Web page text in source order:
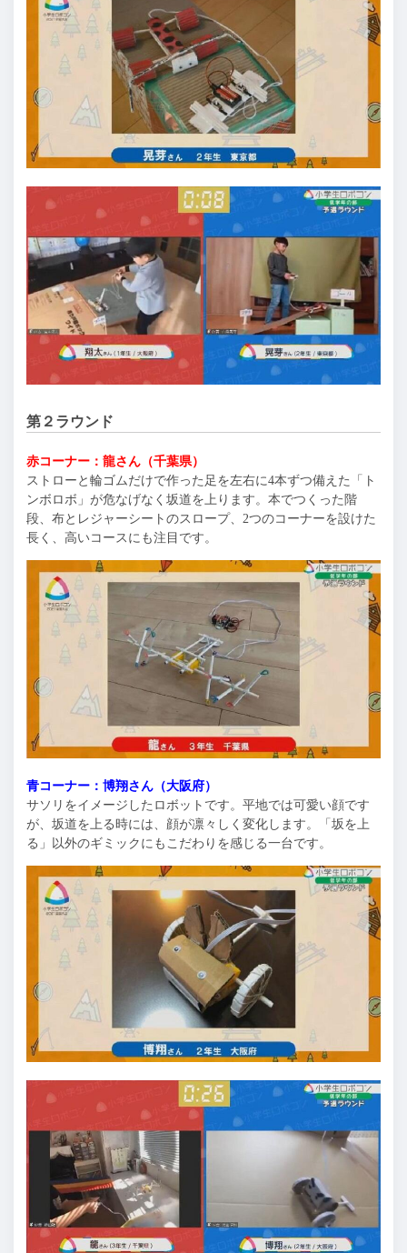
第２ラウンド
赤コーナー：龍さん（千葉県）
ストローと輪ゴムだけで作った足を左右に4本ずつ備えた「ト
ンボロボ」が危なげなく坂道を上ります。本でつくった階
段、布とレジャーシートのスロープ、2つのコーナーを設けた
長く、高いコースにも注目です。
青コーナー：博翔さん（大阪府）
サソリをイメージしたロボットです。平地では可愛い顔です
が、坂道を上る時には、顔が凛々しく変化します。「坂を上
る」以外のギミックにもこだわりを感じる一台です。